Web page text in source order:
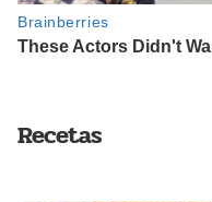
Recetas